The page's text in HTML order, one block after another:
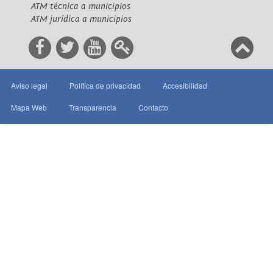
ATM técnica a municipios
ATM jurídica a municipios
Aviso legal Política de privacidad Accesibilidad
Mapa Web Transparencia Contacto